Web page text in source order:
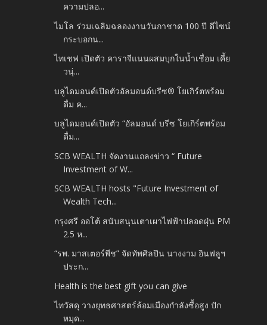
ความปลอ...
ไมโล ร่วมเฉลิมฉลองงานวันกาชาด 100 ปี ดีไซน์
กระบอกน...
ไทเชฟ เปิดตัว คาราจีแนนผสมบุกในน้ำเชื่อม เคี้ย
วนุ่...
บลูไดมอนด์เปิดตัวอัลมอนด์บรีซ® โยเกิร์ตพร้อม
ดื่ม ค...
บลูไดมอนด์เปิดตัว “อัลมอนด์ บรีซ โยเกิร์ตพร้อม
ดื่ม...
SCB WEALTH จัดงานแถลงข่าว “ Future
Investment of W...
SCB WEALTH hosts "Future Investment of
Wealth Tech...
กรุงศรี ออโต้ สนับสนุนเตาเผาไฟฟ้าปลอดฝุ่น PM
2.5 ห...
“รพ. มาสเตอร์พีช” จัดทัพศิลปิน นางงาม อินฟลูฯ
ประก...
Health is the best gift you can give
ไทวัสดุ วางยุทธศาสตร์ล้อมเมืองกำลังซื้อสูง ปัก
หมุด...